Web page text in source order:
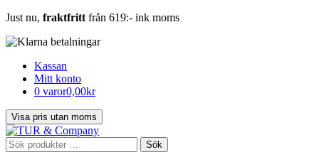
Just nu, fraktfritt från 619:- ink moms
Kassan
Mitt konto
0 varor0,00kr
Sök
efter:
Sök